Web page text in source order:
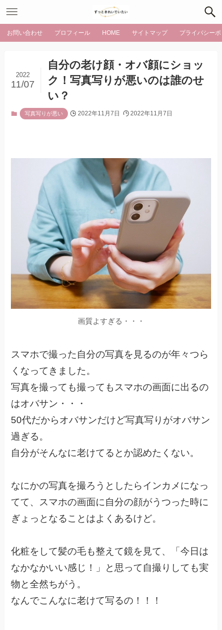
お問い合わせ プロフィール HOME サイトマップ プライバシー
自分の老け顔・オバ顔にショッ
ク！写真写りが悪いのは誰のせ
い？
2022
11/07
写真写りが悪い 2022年11月7日 2022年11月7日
画質よすぎる・・・
スマホで撮った自分の写真を見るのが年々つら
くなってきました。
写真を撮っても撮ってもスマホの画面に出るの
はオバサン・・・
50代だからオバサンだけど写真写りがオバサン
過ぎる。
自分がそんなに老けてるとか認めたくない。
なにかの写真を撮ろうとしたらインカメになっ
てて、スマホの画面に自分の顔がうつった時に
ぎょっとなることはよくあるけど。
化粧をして髪の毛も整えて鏡を見て、「今日は
なかなかいい感じ！」と思って自撮りしても実
物と全然ちがう。
なんでこんなに老けて写るの！！！